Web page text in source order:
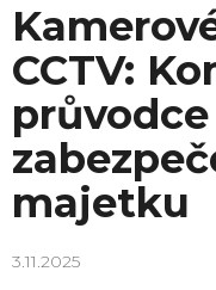
CCTV:
průvodce
majetku
3.11.2025